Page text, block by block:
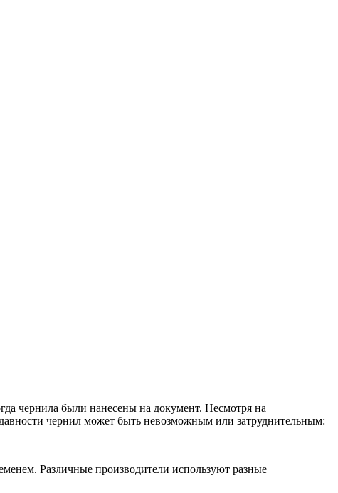
чернила были нанесены на документ. Несмотря на
чернил может быть невозможным или затруднительным:
Различные производители используют разные